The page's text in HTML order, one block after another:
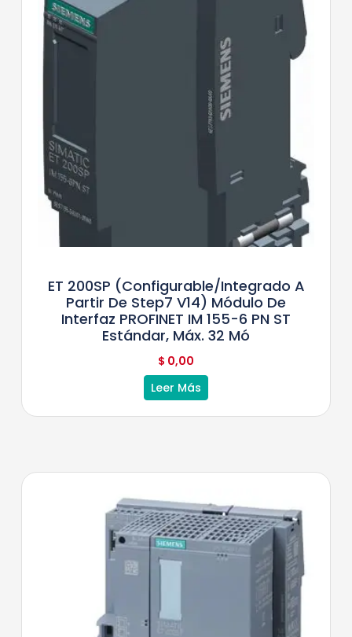
ET 200SP (configurable/integrado A
Partir De Step7 V14) Módulo De
Interfaz PROFINET IM 155-6 PN ST
Estándar, Máx. 32 Mó
$ 0,00
Leer Más